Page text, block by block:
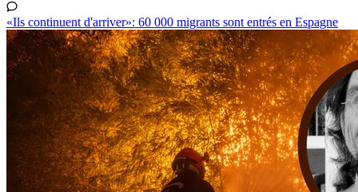
«Ils continuent d'arriver»: 60 000 migrants sont entrés en Espagne